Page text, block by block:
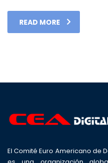
READ MORE
El Comité Euro Americano de